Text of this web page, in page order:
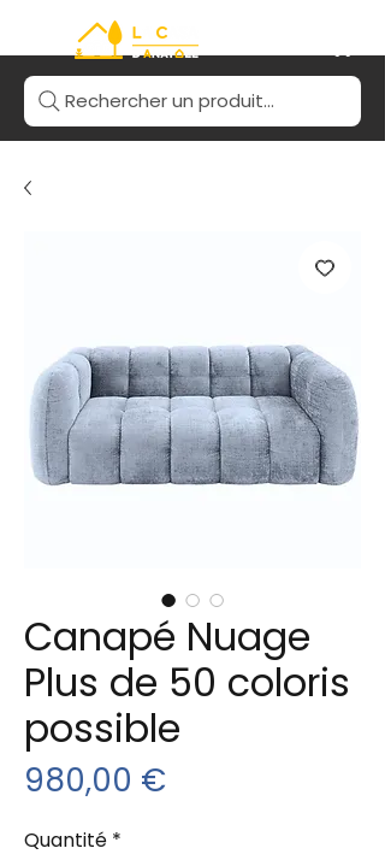
Rechercher un produit...
Canapé Nuage
Plus de 50 coloris
possible
980,00 €
Quantité *